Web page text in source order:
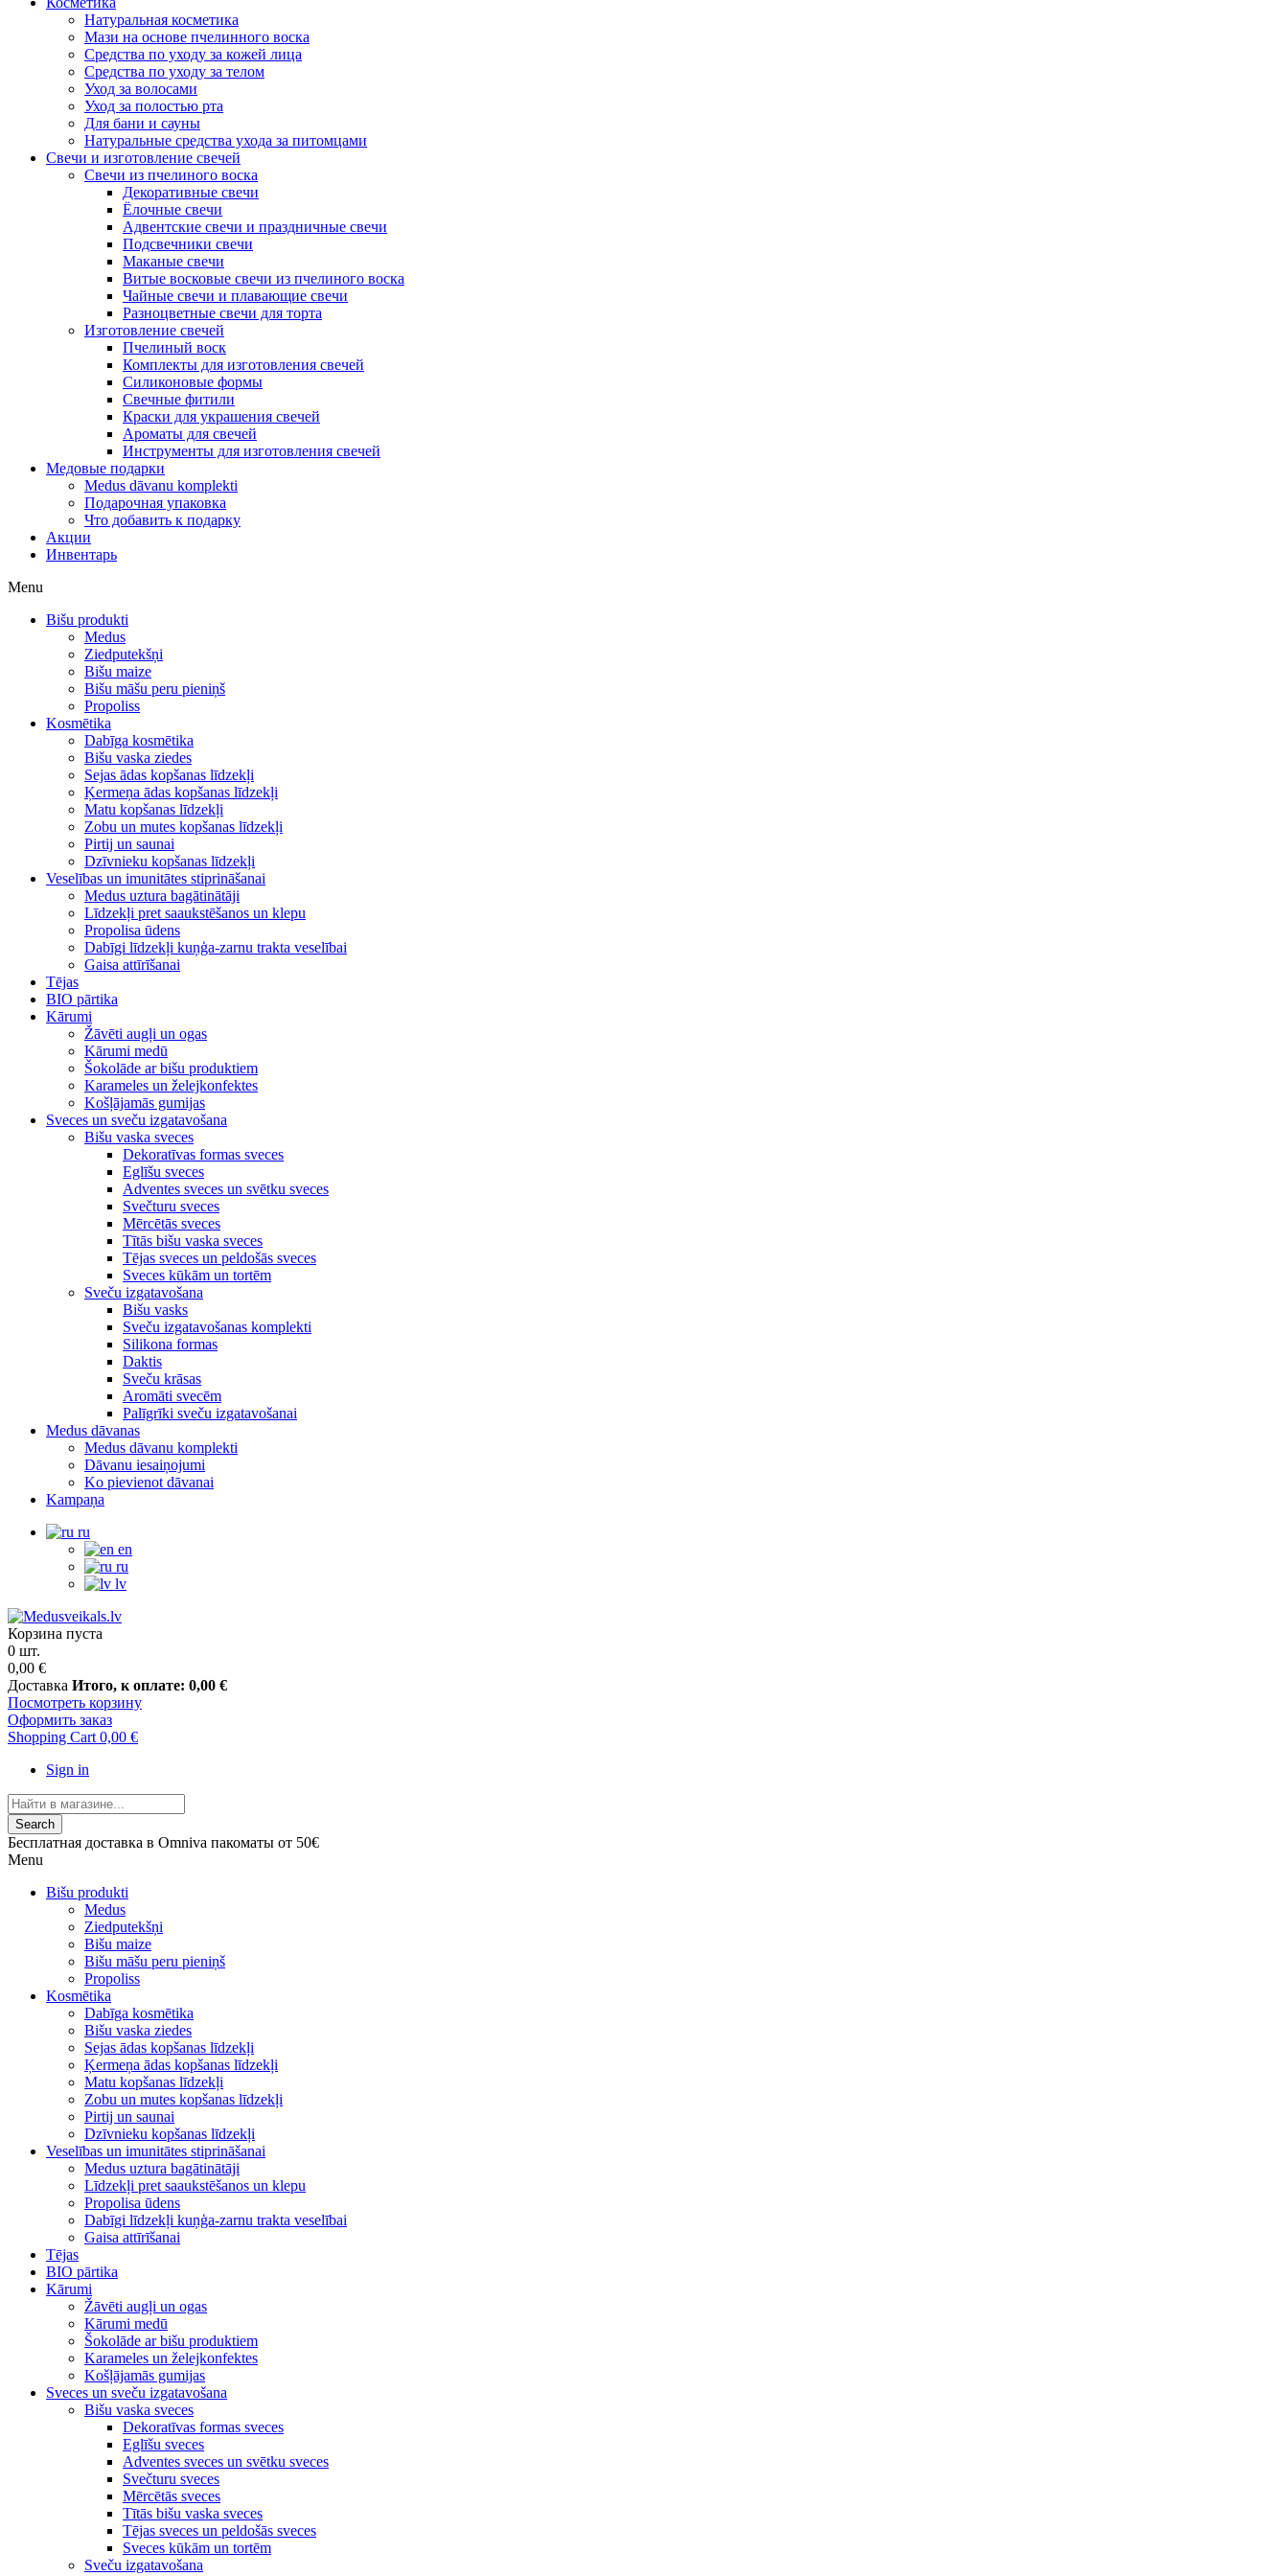
Натуральная косметика
Мази на основе пчелинного воска
Средства по уходу за кожей лица
Средства по уходу за телом
Уход за волосами
Уход за полостью рта
Для бани и сауны
Натуральные средства ухода за питомцами
Свечи и изготовление свечей
Свечи из пчелиного воска
Декоративные свечи
Ёлочные свечи
Адвентские свечи и праздничные свечи
Подсвечники свечи
Маканые свечи
Витые восковые свечи из пчелиного воска
Чайные свечи и плавающие свечи
Разноцветные свечи для торта
Изготовление свечей
Пчелиный воск
Комплекты для изготовления свечей
Силиконовые формы
Свечные фитили
Краски для украшения свечей
Ароматы для свечей
Инструменты для изготовления свечей
Медовые подарки
Medus dāvanu komplekti
Подарочная упаковка
Что добавить к подарку
Акции
Инвентарь
Menu
Bišu produkti
Medus
Ziedputekšņi
Bišu maize
Bišu māšu peru pieniņš
Propoliss
Kosmētika
Dabīga kosmētika
Bišu vaska ziedes
Sejas ādas kopšanas līdzekļi
Ķermeņa ādas kopšanas līdzekļi
Matu kopšanas līdzekļi
Zobu un mutes kopšanas līdzekļi
Pirtij un saunai
Dzīvnieku kopšanas līdzekļi
Veselības un imunitātes stiprināšanai
Medus uztura bagātinātāji
Līdzekļi pret saaukstēšanos un klepu
Propolisa ūdens
Dabīgi līdzekļi kuņģa-zarnu trakta veselībai
Gaisa attīrīšanai
Tējas
BIO pārtika
Kārumi
Žāvēti augļi un ogas
Kārumi medū
Šokolāde ar bišu produktiem
Karameles un želejkonfektes
Košļājamās gumijas
Sveces un sveču izgatavošana
Bišu vaska sveces
Dekoratīvas formas sveces
Eglīšu sveces
Adventes sveces un svētku sveces
Svečturu sveces
Mērcētās sveces
Tītās bišu vaska sveces
Tējas sveces un peldošās sveces
Sveces kūkām un tortēm
Sveču izgatavošana
Bišu vasks
Sveču izgatavošanas komplekti
Silikona formas
Daktis
Sveču krāsas
Aromāti svecēm
Palīgrīki sveču izgatavošanai
Medus dāvanas
Medus dāvanu komplekti
Dāvanu iesaiņojumi
Ko pievienot dāvanai
Kampaņa
ru
en
ru
lv
Корзина пуста
0 шт.
0,00 €
Доставка Итого, к оплате: 0,00 €
Посмотреть корзину
Оформить заказ
Shopping Cart 0,00 €
Sign in
Search
Бесплатная доставка в Omniva пакоматы от 50€
Menu
Bišu produkti
Medus
Ziedputekšņi
Bišu maize
Bišu māšu peru pieniņš
Propoliss
Kosmētika
Dabīga kosmētika
Bišu vaska ziedes
Sejas ādas kopšanas līdzekļi
Ķermeņa ādas kopšanas līdzekļi
Matu kopšanas līdzekļi
Zobu un mutes kopšanas līdzekļi
Pirtij un saunai
Dzīvnieku kopšanas līdzekļi
Veselības un imunitātes stiprināšanai
Medus uztura bagātinātāji
Līdzekļi pret saaukstēšanos un klepu
Propolisa ūdens
Dabīgi līdzekļi kuņģa-zarnu trakta veselībai
Gaisa attīrīšanai
Tējas
BIO pārtika
Kārumi
Žāvēti augļi un ogas
Kārumi medū
Šokolāde ar bišu produktiem
Karameles un želejkonfektes
Košļājamās gumijas
Sveces un sveču izgatavošana
Bišu vaska sveces
Dekoratīvas formas sveces
Eglīšu sveces
Adventes sveces un svētku sveces
Svečturu sveces
Mērcētās sveces
Tītās bišu vaska sveces
Tējas sveces un peldošās sveces
Sveces kūkām un tortēm
Sveču izgatavošana